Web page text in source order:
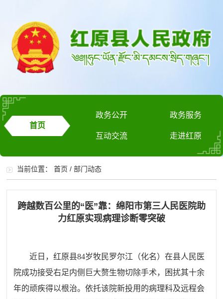
首页
政务公开 政务服务
互动交流 走进红原
当前位置：首页 /部门动态
跨越数百公里的“医”靠：绵阳市第三人民医院助
力红原实现病理诊断零突破
近日，红原县84岁牧民罗尔江（化名）在县人民医
院成功接受右足内侧巨大赘生物切除手术，困扰其十余
年的顽疾得以根治。依托该院新投用的病理科及远程会